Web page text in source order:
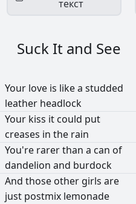
текст
Suck It and See
Your love is likea studded
leather headlock
Your kiss it could put
creases in the rain
You're rarerthan a can of
dandelion and burdock
And those other girls are
just postmix lemonade